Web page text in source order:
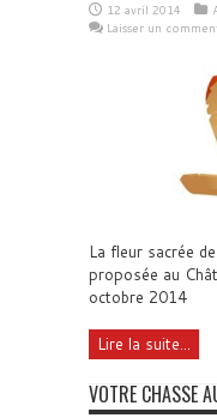
12 avril 2014
Laisser un
La fleur sacrée
proposée au
octobre 2014
Lire la suite...
VOTRE CHASSE